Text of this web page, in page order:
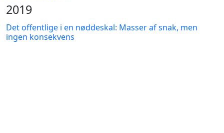
2019
Det offentlige i en nøddeskal: Masser af snak, men
ingen konsekvens